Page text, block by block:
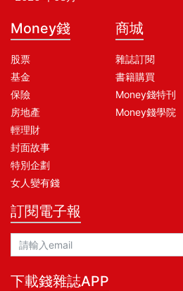
Money錢
股票
基金
保險
房地產
輕理財
封面故事
特別企劃
女人變有錢
商城
雜誌訂閱
書籍購買
Money錢特刊
Money錢學院
訂閱電子報
下載錢雜誌APP